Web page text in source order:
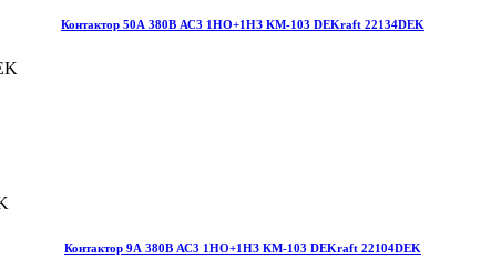
Контактор 50А 380В АС3 1НО+1НЗ КМ-103 DEKraft 22134DEK
Контактор 9А 380В АС3 1НО+1НЗ КМ-103 DEKraft 22104DEK